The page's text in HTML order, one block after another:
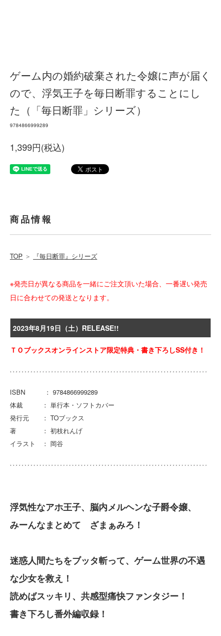
ゲーム内の婚約破棄された令嬢に声が届く
ので、浮気王子を毎日断罪することにし
た（「毎日断罪」シリーズ）
9784866999289
1,399円(税込)
商品情報
TOP ＞ 『毎日断罪』シリーズ
※発売日が異なる商品を一緒にご注文頂いた場合、一番遅い発売
日に合わせての発送となります。
2023年8月19日（土）RELEASE!!
ＴＯブックスオンラインストア限定特典・書き下ろしSS付き！
ISBN ： 9784866999289
体裁 ： 単行本・ソフトカバー
発行元 ： TOブックス
著 ： 初枝れんげ
イラスト ： 岡谷
浮気性なアホ王子、脳内メルヘンな子爵令嬢、
みーんなまとめて ざまぁみろ！
迷惑人間たちをブッタ斬って、ゲーム世界の不遇
な少女を救え！
読めばスッキリ、共感型痛快ファンタジー！
書き下ろし番外編収録！